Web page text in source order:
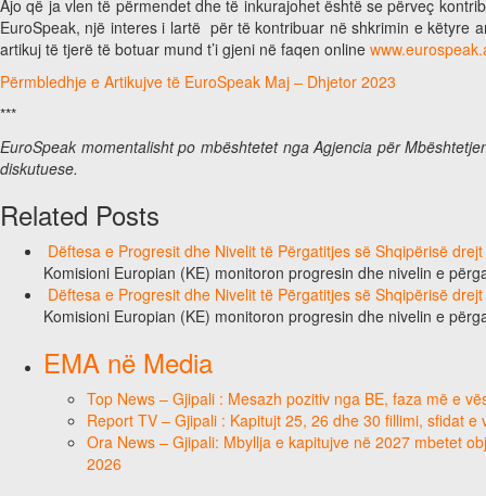
Ajo që ja vlen të përmendet dhe të inkurajohet është se përveç
EuroSpeak, një interes i lartë për të kontribuar në shkrimin e
artikuj të tjerë të botuar mund t’i gjeni në faqen online
Përmbledhje e Artikujve të EuroSpeak Maj – Dhjetor 2023
***
EuroSpeak momentalisht po mbështetet nga Agjencia për
diskutuese.
Related Posts
Dëftesa e Progresit dhe Nivelit të Përgatitjes së Shqipërisë
Komisioni Europian (KE) monitoron progresin dhe nivelin e
Dëftesa e Progresit dhe Nivelit të Përgatitjes së Shqipërisë
Komisioni Europian (KE) monitoron progresin dhe nivelin e
EMA në Media
Top News – Gjipali : Mesazh pozitiv nga BE, faza më e
Report TV – Gjipali : Kapitujt 25, 26 dhe 30 fillimi, sfidat
Ora News – Gjipali: Mbyllja e kapitujve në 2027 mbetet
2026